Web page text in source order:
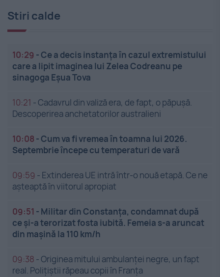
Stiri calde
10:29 -Ce a decis instanța în cazul extremistului
care a lipit imaginea lui Zelea Codreanu pe
sinagoga Eșua Tova
10:21 -Cadavrul din valiză era, de fapt, o păpușă.
Descoperirea anchetatorilor australieni
10:08 -Cum va fi vremea în toamna lui 2026.
Septembrie începe cu temperaturi de vară
09:59 - Extinderea UE intră într-o nouă etapă. Ce ne
așteaptă în viitorul apropiat
09:51 - Militar din Constanța, condamnat după
ce și-a terorizat fosta iubită. Femeia s-a aruncat
din mașină la 110 km/h
09:38 -Originea mitului ambulanței negre, un fapt
real. Polițiștii răpeau copii în Franța